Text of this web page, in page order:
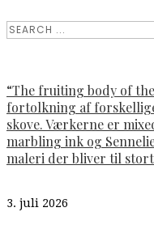
“The fruiting body of
fortolkning af
skove. Værkerne er
marbling ink og
maleri der bliver til
3. juli 2026